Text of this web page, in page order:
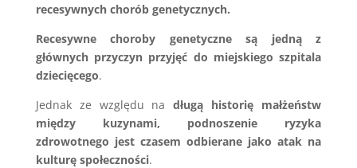
recesywnych chorób genetycznych.
Recesywne choroby genetyczne są jedną z
głównych przyczyn przyjęć do miejskiego szpitala
dziecięcego.
Jednak ze względu nadługą historię małżeństw
między kuzynami, podnoszenie ryzyka
zdrowotnego jest czasem odbierane jako atak na
kulturę społeczności.